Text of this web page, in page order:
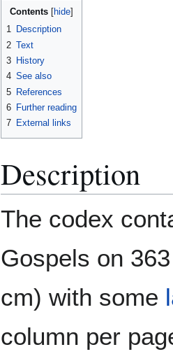
Contents
1 Description
2 Text
3 History
4 See also
5 References
6 Further reading
7 External links
Description
The codex
Gospels on
cm) with some
column per